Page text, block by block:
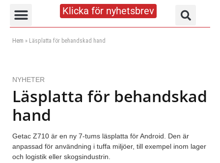
Klicka för nyhetsbrev
Hem » Läsplatta för behandskad hand
NYHETER
Läsplatta för behandskad
hand
Getac Z710 är en ny 7-tums läsplatta för Android. Den är
anpassad för användning i tuffa miljöer, till exempel inom lager
och logistik eller skogsindustrin.